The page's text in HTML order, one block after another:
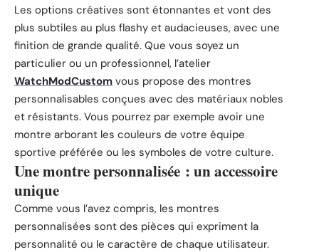
Les options créatives sont étonnantes et vont des
plus subtiles au plus flashy et audacieuses, avec une
finition de grande qualité. Que vous soyez un
particulier ou un professionnel, l’atelier
WatchModCustom vous propose des montres
personnalisables conçues avec des matériaux nobles
et résistants. Vous pourrez par exemple avoir une
montre arborant les couleurs de votre équipe
sportive préférée ou les symboles de votre culture.
Une montre personnalisée : un accessoire
unique
Comme vous l’avez compris, les montres
personnalisées sont des pièces qui expriment la
personnalité ou le caractère de chaque utilisateur.